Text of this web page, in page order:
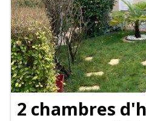
2 chambres